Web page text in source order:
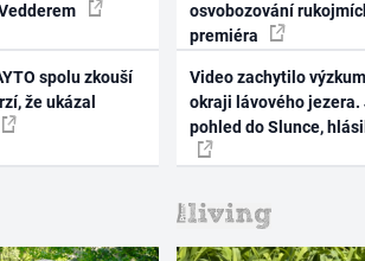
spolu zkouší
že ukázal
osvobozování
premiéra
Video zachytilo
okraji lávového jezera.
pohled do Slunce,